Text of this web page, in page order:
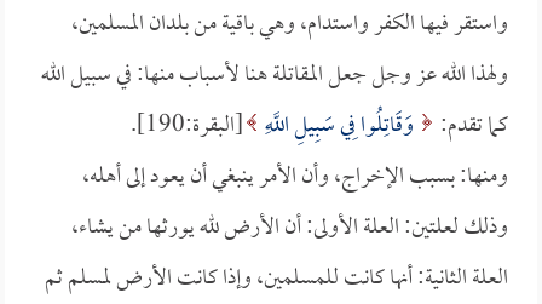
واستقر فيها الكفر واستدام، وهي باقية من بلدان المسلمين،
ولهذا الله عز وجل جعل المقاتلة هنا لأسباب منها: في سبيل الله
كما تقدم:
وَقَاتِلُوا فِي سَبِيلِ اللَّهِ [البقرة:190].
ومنها: بسبب الإخراج، وأن الأمر ينبغي أن يعود إلى أهله،
وذلك لعلتين: العلة الأولى: أن الأرض لله يورثها من يشاء،
العلة الثانية: أنها كانت للمسلمين، وإذا كانت الأرض لمسلم ثم